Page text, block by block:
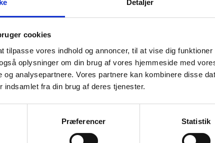
Detaljer
cookies
tilpasse vores indhold og annoncer, til at vise dig
oplysninger om din brug af vores hjemmeside med
og analysepartnere. Vores partnere kan kombinere disse
indsamlet fra din brug af deres tjenester.
Præferencer Statistik
skal søges on-line. Kontakt Syriens
Ingen information.
pas: Ingen information.
(provisoriske pas): Ingen information.
information.